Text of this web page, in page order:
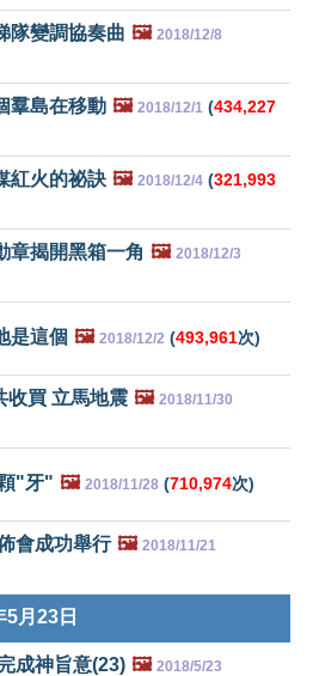
隊變調協奏曲 🖼️ 2018/12/8
羣島在移動 🖼️ 2018/12/1 (434,227
紅火的祕訣 🖼️ 2018/12/4 (321,993
章揭開黑箱一角 🖼️ 2018/12/3
是這個 🖼️ 2018/12/2 (493,961次)
收買 立馬地震 🖼️ 2018/11/30
"牙" 🖼️ 2018/11/28 (710,974次)
會成功舉行 🖼️ 2018/11/21
5月23日
成神旨意(23) 🖼️ 2018/5/23